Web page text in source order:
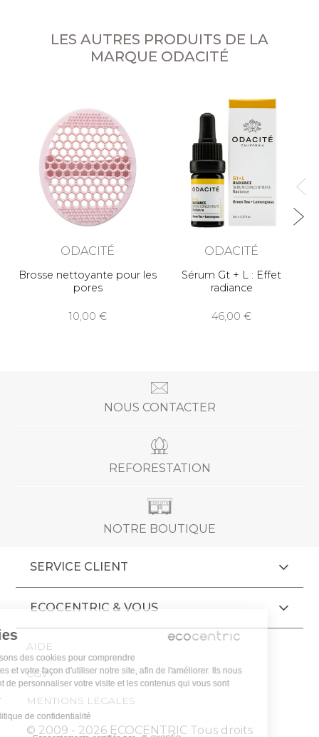
LES AUTRES PRODUITS DE LA
MARQUE ODACITÉ
ODACITÉ
Brosse nettoyante pour les
pores
10,00
ODACITÉ
Sérum Gt + L : Effet
radiance
46,00
NOUS CONTACTER
REFORESTATION
NOTRE BOUTIQUE
SERVICE CLIENT
ECOCENTRIC & VOUS
AIDE
CGV
MENTIONS LÉGALES
© 2009 - 2026 ECOCENTRIC Tous droits
Cookies
Nous utilisons des cookies pour comprendre
vos attentes et votre façon d'utiliser notre site, afin de l'améliorer. Ils nous
permettent de personnaliser votre visite et les contenus qui vous sont
proposés.
Lire la politique de confidentialité